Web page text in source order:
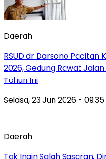
Daerah
RSUD dr Darsono Pacitan
2026, Gedung Rawat
Tahun Ini
Selasa, 23 Jun 2026 - 09:35
Daerah
Tak Ingin Salah Sasaran,